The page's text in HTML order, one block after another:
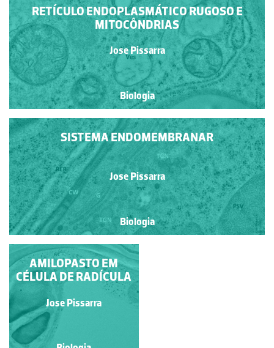
RETÍCULO ENDOPLASMÁTICO RUGOSO E
MITOCÔNDRIAS
Jose Pissarra
Biologia
SISTEMA ENDOMEMBRANAR
Jose Pissarra
Biologia
COMPLEXO DE GOLGI
E REDE TRANS-GOLGI
Jose Pissarra
AMILOPASTO EM
CÉLULA DE RADÍCULA
Jose Pissarra